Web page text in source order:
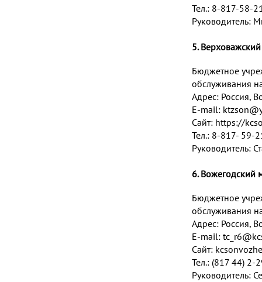
Тел.: 8-817-58-
Руководитель:
5.
Бюджетное
обслуживания
Адрес: Россия,
E-mail:
Сайт: https://
Тел.: 8-817- 59-
Руководитель:
6. Вожегодский
Бюджетное
обслуживания
Адрес: Россия,
E-mail:
Сайт:
Тел.: (817 44) 2-
Руководитель: